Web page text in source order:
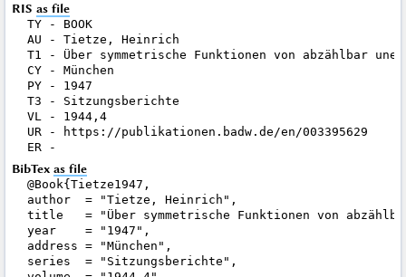
RIS as file
TY - BOOK
AU - Tietze, Heinrich
T1 - Über symmetrische Funktionen von abzählbar
CY - München
PY - 1947
T3 - Sitzungsberichte
VL - 1944,4
UR - https://publikationen.badw.de/en/003395629
BibTex as file
@Book{Tietze1947,
author  = "Tietze, Heinrich",
title   = "Über symmetrische Funktionen von
year    = "1947",
address = "München",
series  = "Sitzungsberichte",